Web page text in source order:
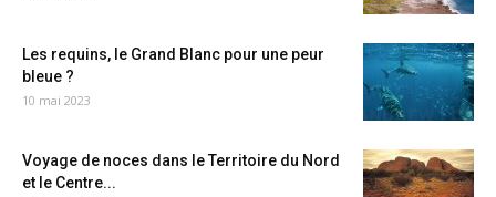
Les requins, le Grand Blanc pour une peur
bleue ?
10 mai 2023
Voyage de noces dans le Territoire du Nord
et le Centre...